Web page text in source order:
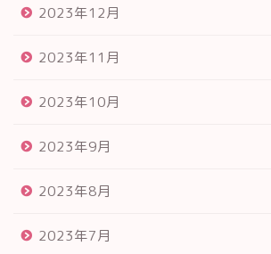
2023年12月
2023年11月
2023年10月
2023年9月
2023年8月
2023年7月